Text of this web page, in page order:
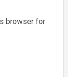
browser for